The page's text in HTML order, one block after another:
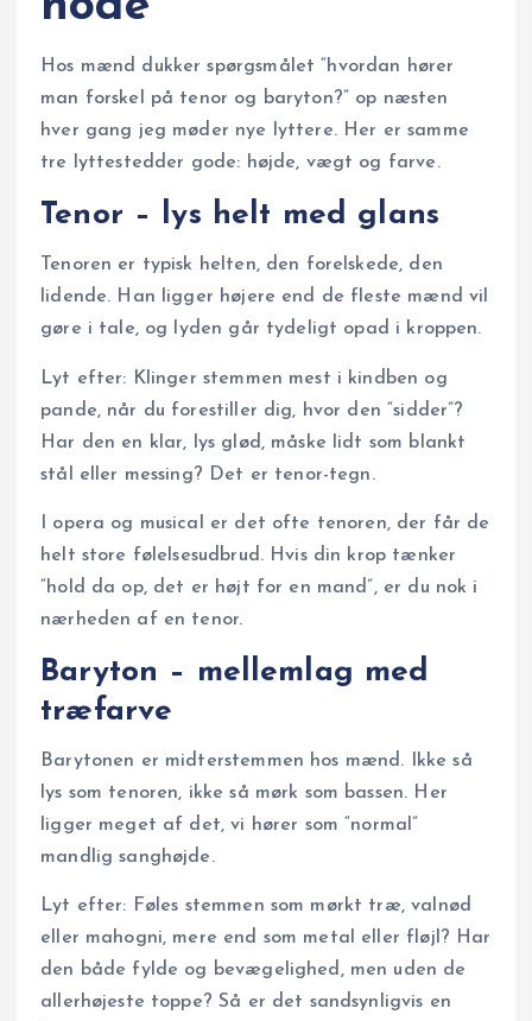
Hos mænd dukker spørgsmålet “hvordan hører
man forskel på tenor og baryton?” op næsten
hver gang jeg møder nye lyttere. Her er samme
tre lyttestedder gode: højde, vægt og farve.
Tenor – lys helt med glans
Tenoren er typisk helten, den forelskede, den
lidende. Han ligger højere end de fleste mænd vil
gøre i tale, og lyden går tydeligt opad i kroppen.
Lyt efter: Klinger stemmen mest i kindben og
pande, når du forestiller dig, hvor den “sidder”?
Har den en klar, lys glød, måske lidt som blankt
stål eller messing? Det er tenor-tegn.
I opera og musical er det ofte tenoren, der får de
helt store følelsesudbrud. Hvis din krop tænker
“hold da op, det er højt for en mand”, er du nok i
nærheden af en tenor.
Baryton – mellemlag med
træfarve
Barytonen er midterstemmen hos mænd. Ikke så
lys som tenoren, ikke så mørk som bassen. Her
ligger meget af det, vi hører som “normal”
mandlig sanghøjde.
Lyt efter: Føles stemmen som mørkt træ, valnød
eller mahogni, mere end som metal eller fløjl? Har
den både fylde og bevægelighed, men uden de
allerhøjeste toppe? Så er det sandsynligvis en